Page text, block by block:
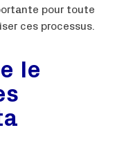
pour toute
ces processus.
le